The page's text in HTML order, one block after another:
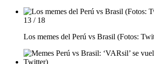
13 / 18
Los memes del Perú vs Brasil (Fotos: